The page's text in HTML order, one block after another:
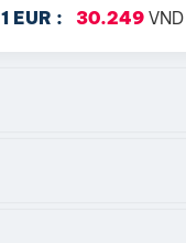
1 EUR : 30.249 VND